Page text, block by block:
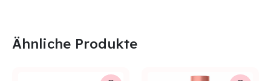
Ähnliche Produkte